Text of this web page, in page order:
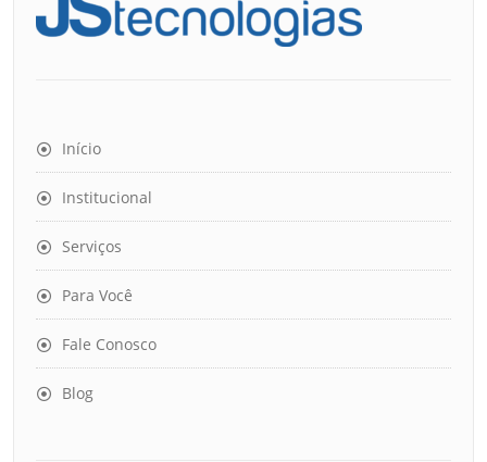
Início
Institucional
Serviços
Para Você
Fale Conosco
Blog